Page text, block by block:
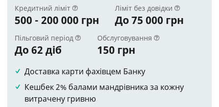
Кредитний ліміт
500 - 200 000 грн
Ліміт без довідки
До 75 000 грн
Пільговий період
До 62 діб
Обслуговування
150 грн
Доставка карти фахівцем Банку
Кешбек 2% балами мандрівника за кожну
витрачену гривню